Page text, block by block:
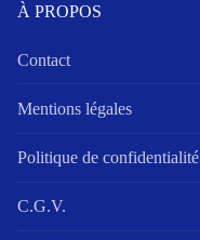
À PROPOS
Contact
Mentions légales
Politique de confidentialité
C.G.V.